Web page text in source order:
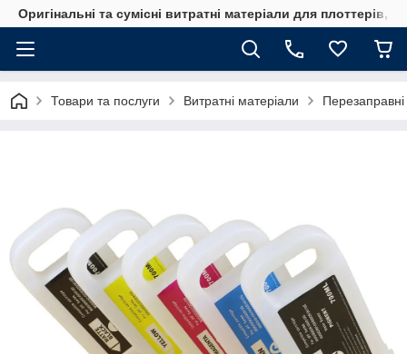
Оригінальні та сумісні витратні матеріали для плоттерів,
Товари та послуги Витратні матеріали